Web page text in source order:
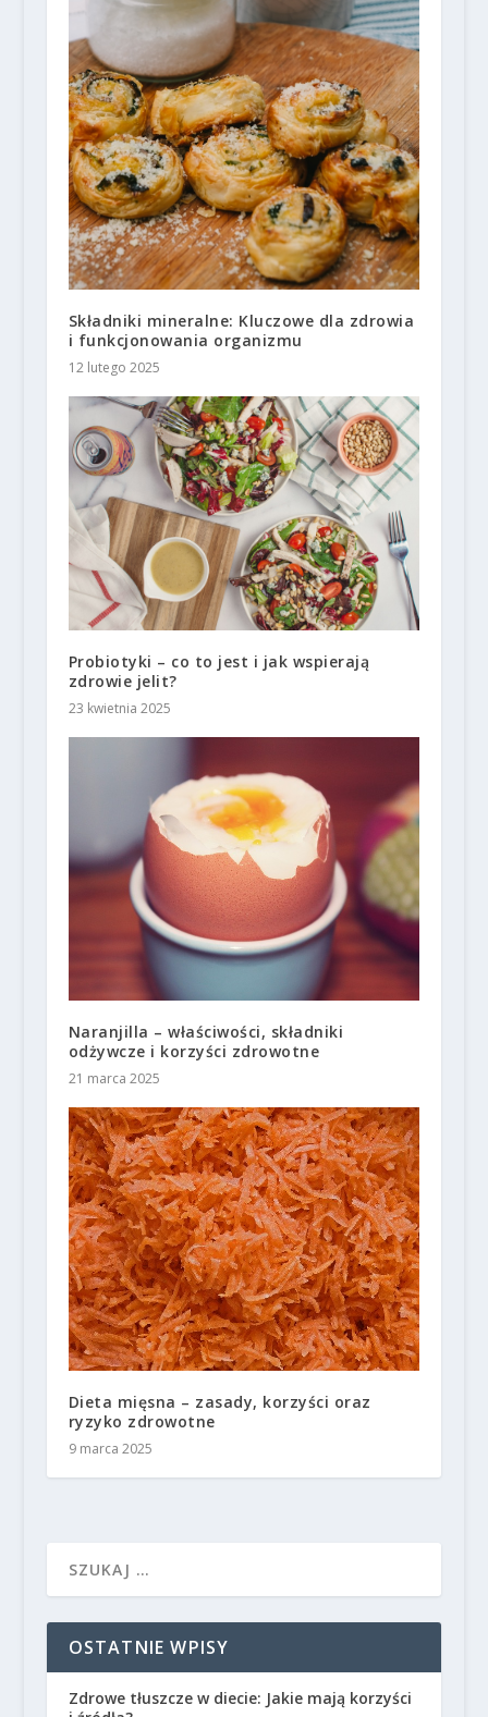
Składniki mineralne: Kluczowe dla zdrowia
i funkcjonowania organizmu
12 lutego 2025
Probiotyki – co to jest i jak wspierają
zdrowie jelit?
23 kwietnia 2025
Naranjilla – właściwości, składniki
odżywcze i korzyści zdrowotne
21 marca 2025
Dieta mięsna – zasady, korzyści oraz
ryzyko zdrowotne
9 marca 2025
OSTATNIE WPISY
Zdrowe tłuszcze w diecie: Jakie mają korzyści